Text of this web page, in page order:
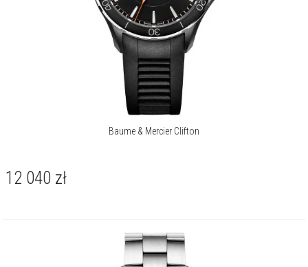
minimalistyczne indeksy podkreślają czystość kompozycji. To
estetyka, która mówi o pewności siebie bez zbędnych słów.
Klasyczna w formie, 40-milimetrowa koperta ze stali szlachetnej
stanowi doskonałą ramę dla niezwykłej tarczy. Jej powierzchnia
łączy kontrastujące faktury - satynowo-polerowane boki i
transparentny dekiel szafirowy, przez który widać pracę mechanizmu.
Całość chroni odporne na zarysowania szkło szafirowe, a
wyposażony w praktyczny system szybkiej wymiany.
Jego niezawodność potwierdza oficjalny certyfikat chronometru
metrów / 5 barów zapewnia pełną odporność na przypadkowe
zachlapania i codzienny kontakt z wodą.
Baume & Mercier Clifton
12 040 zł